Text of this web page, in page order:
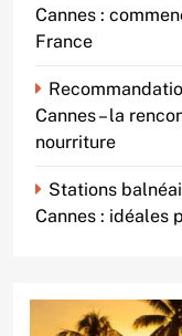
Cannes :
France
Cannes – la
nourriture
Stations
Cannes : idéales